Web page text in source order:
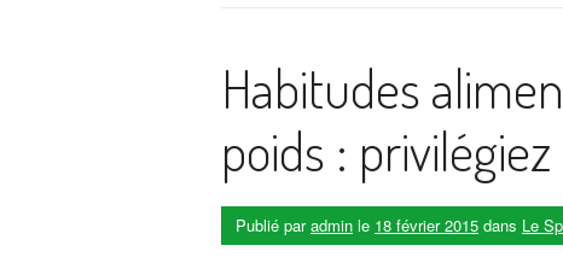
Habitudes
poids :
Publié paradmin le 18 février 2015 dans Le